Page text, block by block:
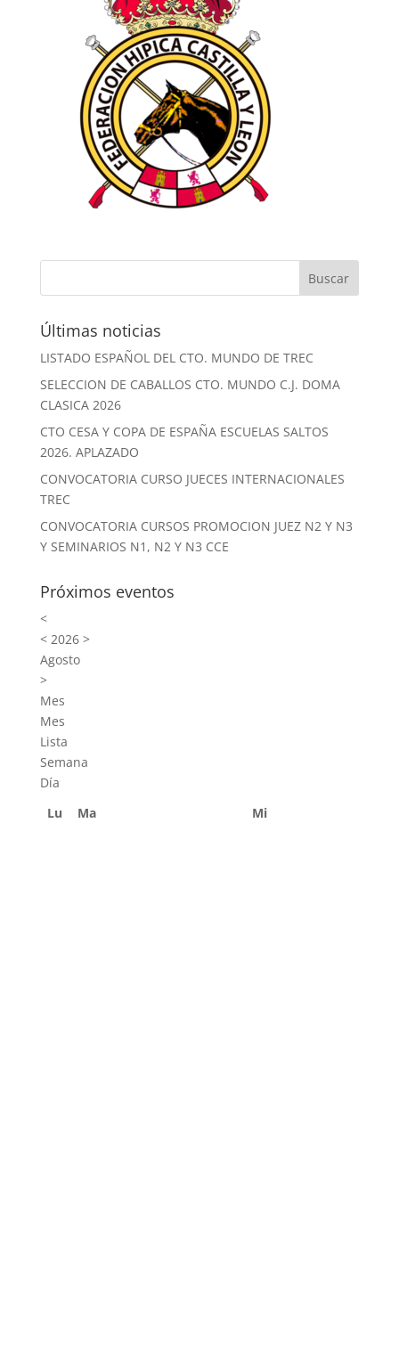
Últimas noticias
LISTADO ESPAÑOL DEL CTO. MUNDO DE TREC
SELECCION DE CABALLOS CTO. MUNDO C.J. DOMA
CLASICA 2026
CTO CESA Y COPA DE ESPAÑA ESCUELAS SALTOS
2026. APLAZADO
CONVOCATORIA CURSO JUECES INTERNACIONALES
TREC
CONVOCATORIA CURSOS PROMOCION JUEZ N2 Y N3
Y SEMINARIOS N1, N2 Y N3 CCE
Próximos eventos
<
<2026 >
Agosto
>
Mes
Mes
Lista
Semana
Día
Lu
Ma Mi